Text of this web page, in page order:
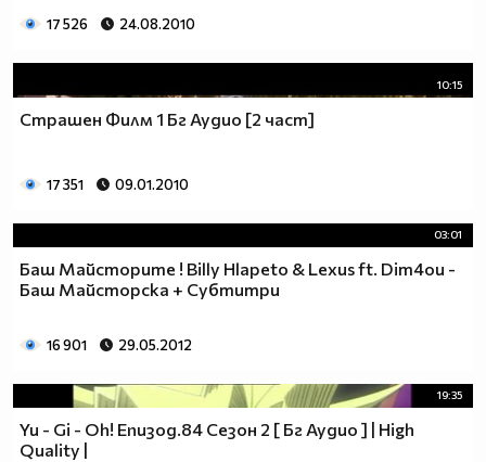
17 526 24.08.2010
10:15
Страшен Филм 1 Бг Аудио [2 част]
17 351 09.01.2010
03:01
Баш Майсторите ! Billy Hlapeto & Lexus ft. Dim4ou -
Баш Майсторска + Субтитри
16 901 29.05.2012
19:35
Yu - Gi - Oh! Епизод.84 Сезон 2 [ Бг Аудио ] | High
Quality |